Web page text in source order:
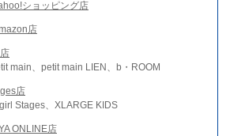
ショッピング店
店
main、petit main LIEN、b・ROOM
店
Stages、XLARGE KIDS
ONLINE店